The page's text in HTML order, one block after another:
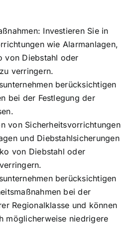
Investieren Sie in
wie Alarmanlagen,
von Diebstahl oder
verringern.
berücksichtigen
bei der Festlegung der
von Sicherheitsvorrichtungen
und Diebstahlsicherungen
von Diebstahl oder
berücksichtigen
bei der
Regionalklasse und können
möglicherweise niedrigere